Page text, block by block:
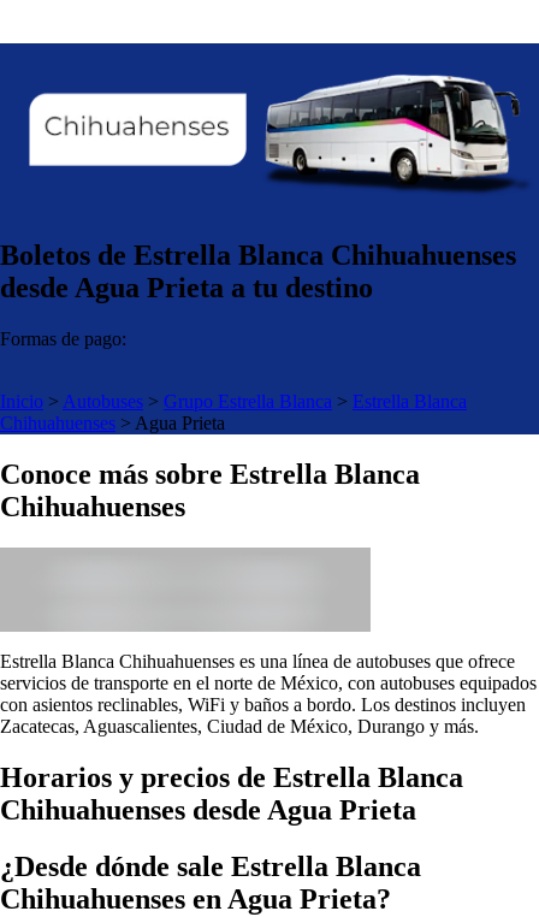
Boletos de Estrella Blanca Chihuahuenses
desde Agua Prieta a tu destino
Formas de pago:
Inicio > Autobuses > Grupo Estrella Blanca > Estrella Blanca
Chihuahuenses > Agua Prieta
Conoce más sobre Estrella Blanca
Chihuahuenses
Estrella Blanca Chihuahuenses es una línea de autobuses que ofrece
servicios de transporte en el norte de México, con autobuses equipados
con asientos reclinables, WiFi y baños a bordo. Los destinos incluyen
Zacatecas, Aguascalientes, Ciudad de México, Durango y más.
Horarios y precios de Estrella Blanca
Chihuahuenses desde Agua Prieta
¿Desde dónde sale Estrella Blanca
Chihuahuenses en Agua Prieta?